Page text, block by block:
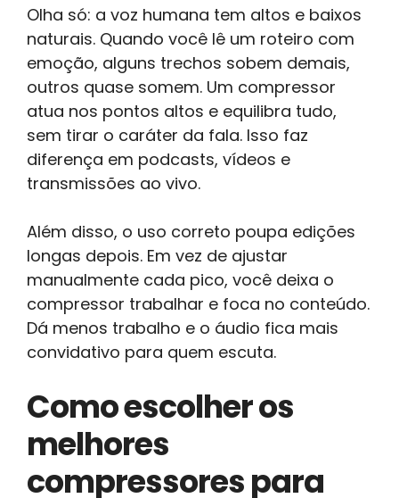
Olha só: a voz humana tem altos e baixos
naturais. Quando você lê um roteiro com
emoção, alguns trechos sobem demais,
outros quase somem. Um compressor
atua nos pontos altos e equilibra tudo,
sem tirar o caráter da fala. Isso faz
diferença em podcasts, vídeos e
transmissões ao vivo.
Além disso, o uso correto poupa edições
longas depois. Em vez de ajustar
manualmente cada pico, você deixa o
compressor trabalhar e foca no conteúdo.
Dá menos trabalho e o áudio fica mais
convidativo para quem escuta.
Como escolher os
melhores
compressores para